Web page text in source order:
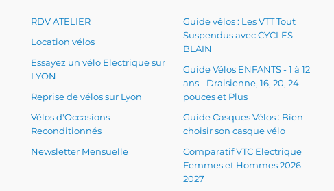
RDV ATELIER
Location vélos
Essayez un vélo Electrique sur
LYON
Reprise de vélos sur Lyon
Vélos d'Occasions
Reconditionnés
Newsletter Mensuelle
Guide vélos : Les VTT Tout
Suspendus avec CYCLES
BLAIN
Guide Vélos ENFANTS - 1 à 12
ans - Draisienne, 16, 20, 24
pouces et Plus
Guide Casques Vélos : Bien
choisir son casque vélo
Comparatif VTC Electrique
Femmes et Hommes 2026-
2027